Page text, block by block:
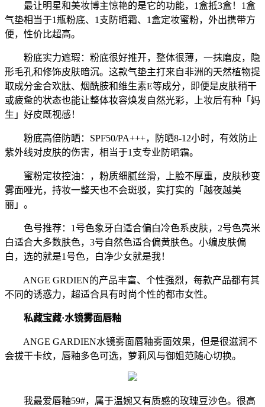
最让明星和美妆博主惊艳的是它的功能，1盒抵3盒！1盒
气垫相当于1瓶粉底、1支防晒霜、1盒定妆蜜粉，外出携带方
便，性价比超高。
粉底实力遮瑕：粉底很好推开，整体很薄，一抹磨皮，隐
形毛孔和修饰皮肤暗沉。这款气垫主打来自非洲的天然植物提
取成分金合欢肽、烟酰胺和维生素E等成分，即便是皮肤稍干
或疲惫的状态也能让整体妆容焕发自然光彩，上妆后有种「妈
生」好皮既视感！
粉底高倍防晒：SPF50/PA+++，防晒8-12小时，有效防止
紫外线对皮肤的伤害，相当于1支专业防晒霜。
蜜粉定妆控油：，粉质细腻丝滑，上脸不厚重，皮肤秒变
雾面哑光，持妆一整天也不会斑驳，实打实的「越夜越美
丽」。
色号推荐：1号色象牙白适合偏白冷色系皮肤，2号色亮米
白适合大多数肤色，3号自然色适合偏黄肤色。小编皮肤偏
白，选的就是1号色，白净少女就是我！
ANGE GRDIEN的产品丰富、个性强烈，每款产品都有其
不同的诱惑力，超适合具有时尚个性的都市女性。
私藏宝藏·水镜雾面唇釉
ANGE GARDIEN水镜雾面唇釉雾面效果，但是很滋润不
会拔干卡纹，唇釉多色可选，萝莉风与御姐范随心切换。
我最爱唇釉59#，属于温婉又有质感的玫瑰豆沙色。很高